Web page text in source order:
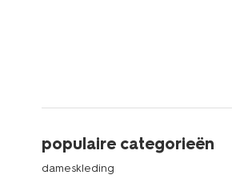
populaire categorieën
dameskleding